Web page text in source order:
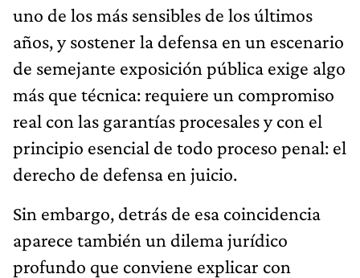
uno de los más sensibles de los últimos
años, y sostener la defensa en un escenario
de semejante exposición pública exige algo
más que técnica: requiere un compromiso
real con las garantías procesales y con el
principio esencial de todo proceso penal: el
derecho de defensa en juicio.
Sin embargo, detrás de esa coincidencia
aparece también un dilema jurídico
profundo que conviene explicar con